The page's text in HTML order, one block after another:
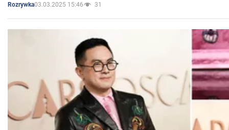
Rozrywka03.03.2025 15:46 31